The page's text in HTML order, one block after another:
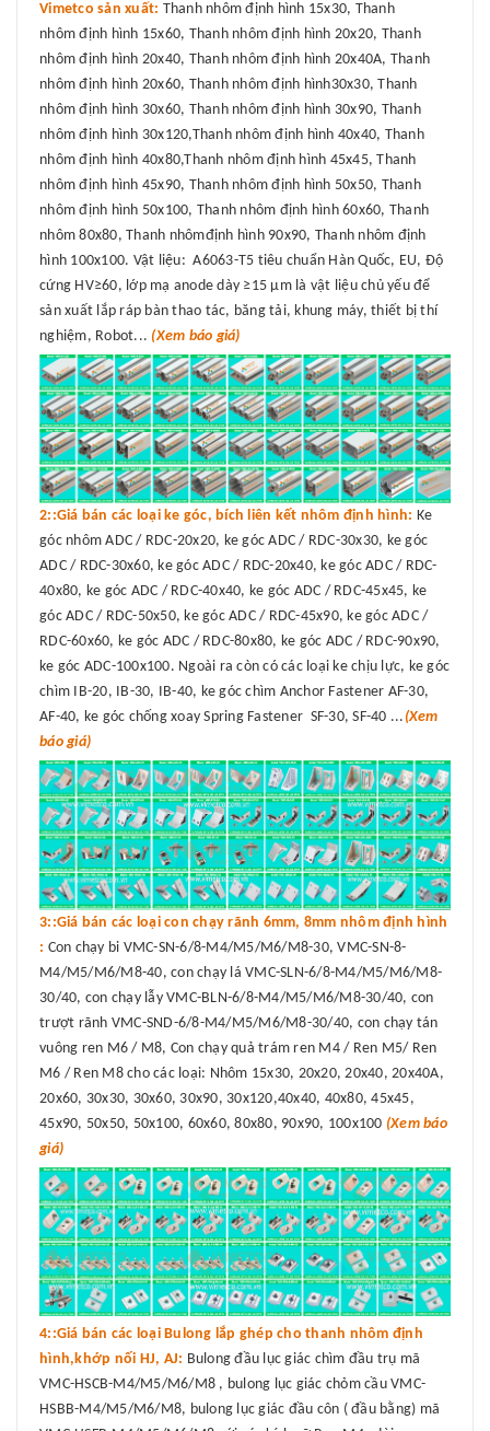
Vimetco sản xuất: Thanh nhôm định hình 15x30, Thanh
nhôm định hình 15x60, Thanh nhôm định hình 20x20, Thanh
nhôm định hình 20x40, Thanh nhôm định hình 20x40A, Thanh
nhôm định hình 20x60, Thanh nhôm định hình30x30, Thanh
nhôm định hình 30x60, Thanh nhôm định hình 30x90, Thanh
nhôm định hình 30x120,Thanh nhôm định hình 40x40, Thanh
nhôm định hình 40x80,Thanh nhôm định hình 45x45, Thanh
nhôm định hình 45x90, Thanh nhôm định hình 50x50, Thanh
nhôm định hình 50x100, Thanh nhôm định hình 60x60, Thanh
nhôm 80x80, Thanh nhômđịnh hình 90x90, Thanh nhôm định
hình 100x100. Vật liệu: A6063-T5 tiêu chuẩn Hàn Quốc, EU, Độ
cứng HV≥60, lớp mạ anode dày ≥15 μm là vật liệu chủ yếu để
sản xuất lắp ráp bàn thao tác, băng tải, khung máy, thiết bị thí
nghiệm, Robot... (Xem báo giá)
2::Giá bán các loại ke góc, bích liên kết nhôm định hình: Ke
góc nhôm ADC / RDC-20x20, ke góc ADC / RDC-30x30, ke góc
ADC / RDC-30x60, ke góc ADC / RDC-20x40, ke góc ADC / RDC-
40x80, ke góc ADC / RDC-40x40, ke góc ADC / RDC-45x45, ke
góc ADC / RDC-50x50, ke góc ADC / RDC-45x90, ke góc ADC /
RDC-60x60, ke góc ADC / RDC-80x80, ke góc ADC / RDC-90x90,
ke góc ADC-100x100. Ngoài ra còn có các loại ke chịu lực, ke góc
chìm IB-20, IB-30, IB-40, ke góc chìm Anchor Fastener AF-30,
AF-40, ke góc chống xoay Spring Fastener SF-30, SF-40 ... (Xem
báo giá)
3::Giá bán các loại con chạy rãnh 6mm, 8mm nhôm định hình
: Con chạy bi VMC-SN-6/8-M4/M5/M6/M8-30, VMC-SN-8-
M4/M5/M6/M8-40, con chạy lá VMC-SLN-6/8-M4/M5/M6/M8-
30/40, con chạy lẫy VMC-BLN-6/8-M4/M5/M6/M8-30/40, con
trượt rãnh VMC-SND-6/8-M4/M5/M6/M8-30/40, con chạy tán
vuông ren M6 / M8, Con chạy quả trám ren M4 / Ren M5/ Ren
M6 / Ren M8 cho các loại: Nhôm 15x30, 20x20, 20x40, 20x40A,
20x60, 30x30, 30x60, 30x90, 30x120,40x40, 40x80, 45x45,
45x90, 50x50, 50x100, 60x60, 80x80, 90x90, 100x100 (Xem báo
giá)
4::Giá bán các loại Bulong lắp ghép cho thanh nhôm định
hình,khớp nối HJ, AJ: Bulong đầu lục giác chìm đầu trụ mã
VMC-HSCB-M4/M5/M6/M8 , bulong lục giác chỏm cầu VMC-
HSBB-M4/M5/M6/M8, bulong lục giác đầu côn ( đầu bằng) mã